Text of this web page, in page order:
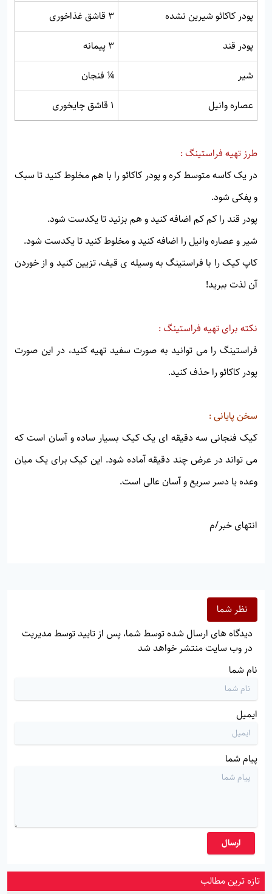
پودر کاکائو شیرین نشده
3 قاشق غذاخوری
پودر قند
3 پیمانه
شیر
¼ فنجان
عصاره وانیل
1 قاشق چایخوری
طرز تهیه فراستینگ :
در یک کاسه متوسط ​​کره و پودر کاکائو را با هم مخلوط کنید تا سبک
و پفکی شود.
پودر قند را کم کم اضافه کنید و هم بزنید تا یکدست شود.
شیر و عصاره وانیل را اضافه کنید و مخلوط کنید تا یکدست شود.
کاپ کیک را با فراستینگ به وسیله ی قیف، تزیین کنید و از خوردن
آن لذت ببرید!
نکته برای تهیه فراستینگ :
فراستینگ را می توانید به صورت سفید تهیه کنید، در این صورت
پودر کاکائو را حذف کنید.
سخن پایانی :
کیک فنجانی سه دقیقه ای یک کیک بسیار ساده و آسان است که
می تواند در عرض چند دقیقه آماده شود. این کیک برای یک میان
وعده یا دسر سریع و آسان عالی است.
انتهای خبر/م
نظر شما
دیدگاه های ارسال شده توسط شما، پس از تایید توسط مدیریت
در وب سایت منتشر خواهد شد
نام شما
ایمیل
پیام شما
ارسال
تازه ترین مطالب